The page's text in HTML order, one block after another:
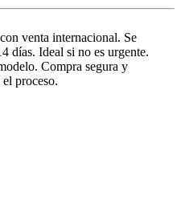
venta internacional. Se
días. Ideal si no es urgente.
Compra segura y
proceso.